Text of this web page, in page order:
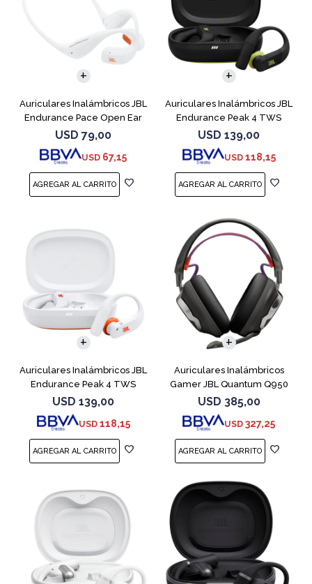
Auriculares Inalámbricos JBL
Endurance Pace Open Ear
Blanco
USD 79,00
USD 67,15
Auriculares Inalámbricos JBL
Endurance Peak 4 TWS
Negro
USD 139,00
USD 118,15
Auriculares Inalámbricos JBL
Endurance Peak 4 TWS
Blanco
USD 139,00
USD 118,15
Auriculares Inalámbricos
Gamer JBL Quantum Q950
Negro
USD 385,00
USD 327,25